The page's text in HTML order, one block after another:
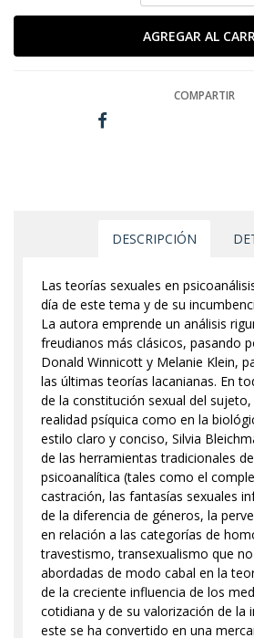
COMPARTIR
DESCRIPCIÓN
Las teorías sexuales en
día de este tema y de su
La autora emprende un análisis
freudianos más clásicos, pasando
Donald Winnicott y Melanie Klein,
las últimas teorías lacanianas. En
de la constitución sexual del
realidad psíquica como en la
estilo claro y conciso, Silvia
de las herramientas tradicionales
psicoanalítica (tales como el
castración, las fantasías sexuales
de la diferencia de géneros, la
en relación a las categorías de
travestismo, transexualismo que
abordadas de modo cabal en la
de la creciente influencia de los
cotidiana y de su valorización de la
este se ha convertido en una